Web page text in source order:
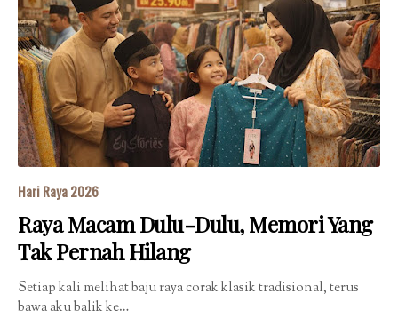
Hari Raya 2026
Raya Macam Dulu-Dulu, Memori Yang
Tak Pernah Hilang
Setiap kali melihat baju raya corak klasik tradisional, terus
bawa aku balik ke…